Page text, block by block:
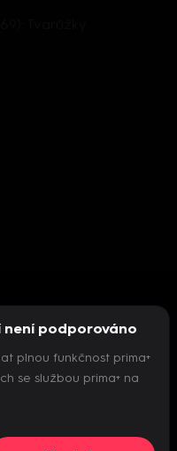
přehrávač
není podporováno
plnou funkčnost prima+
se službou prima+ na